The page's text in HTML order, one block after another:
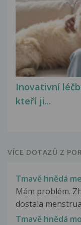
Inovativní
kteří ji...
VÍCE DOTAZŮ Z
Tmavě hnědá
Mám problém.
dostala
Tmavě hnědá